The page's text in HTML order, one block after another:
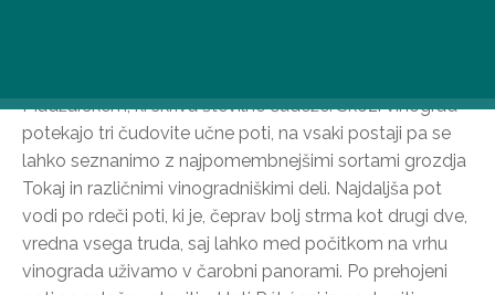
Madžarskem, ki skriva številne čudeže. Skozi vinograd
potekajo tri čudovite učne poti, na vsaki postaji pa se
lahko seznanimo z najpomembnejšimi sortami grozdja
Tokaj in različnimi vinogradniškimi deli. Najdaljša pot
vodi po rdeči poti, ki je, čeprav bolj strma kot drugi dve,
vredna vsega truda, saj lahko med počitkom na vrhu
vinograda uživamo v čarobni panorami. Po prehojeni